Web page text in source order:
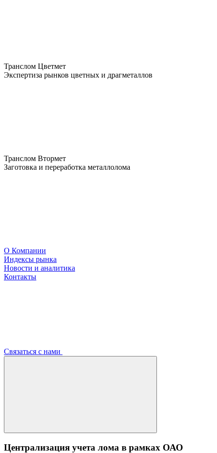
Транслом Цветмет
Экспертиза рынков цветных и драгметаллов
Транслом Втормет
Заготовка и переработка металлолома
О Компании
Индексы рынка
Новости и аналитика
Контакты
Связаться с нами
Централизация учета лома в рамках ОАО